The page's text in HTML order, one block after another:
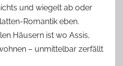
und wiegelt ab oder
Romantik eben.
Häusern ist wo Assis,
– unmittelbar zerfällt